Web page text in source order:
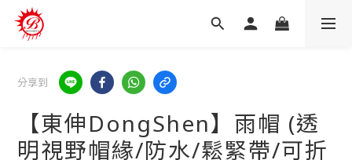
分享到
【東伸DongShen】雨帽 (透
明視野帽緣/防水/鬆緊帶/可折